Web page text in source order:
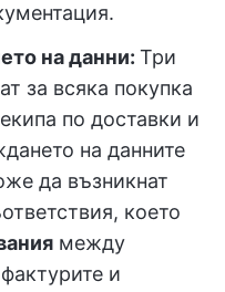
на данни: Три
за всяка покупка
по доставки и
на данните
да възникнат
което
между
и